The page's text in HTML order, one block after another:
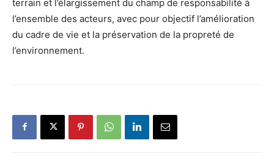
terrain et l’élargissement du champ de responsabilité à
l’ensemble des acteurs, avec pour objectif l’amélioration
du cadre de vie et la préservation de la propreté de
l’environnement.